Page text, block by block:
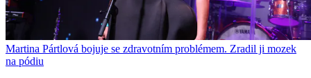
Martina Pártlová bojuje se zdravotním problémem. Zradil ji mozek
na pódiu